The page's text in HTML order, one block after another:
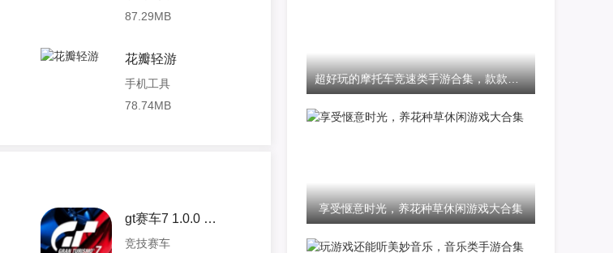
87.29MB
花瓣轻游
手机工具
78.74MB
gt赛车7 1.0.0 安卓版
竞技赛车
超好玩的摩托车竞速类手游合集，款款经典
享受惬意时光，养花种草休闲游戏大合集